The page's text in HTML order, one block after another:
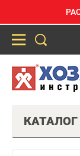
КАТАЛОГ